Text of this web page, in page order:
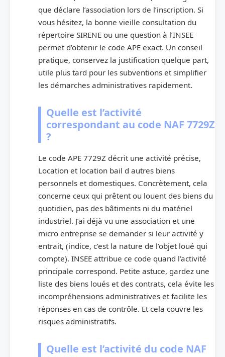
que déclare l’association lors de l’inscription. Si
vous hésitez, la bonne vieille consultation du
répertoire SIRENE ou une question à l’INSEE
permet d’obtenir le code APE exact. Un conseil
pratique, conservez la justification quelque part,
utile plus tard pour les subventions et simplifier
les démarches administratives rapidement.
Quelle est l’activité
correspondant au code NAF 7729Z
?
Le code APE 7729Z décrit une activité précise,
Location et location bail d autres biens
personnels et domestiques. Concrètement, cela
concerne ceux qui prêtent ou louent des biens du
quotidien, pas des bâtiments ni du matériel
industriel. J’ai déjà vu une association et une
micro entreprise se demander si leur activité y
entrait, (indice, c’est la nature de l’objet loué qui
compte). INSEE attribue ce code quand l’activité
principale correspond. Petite astuce, gardez une
liste des biens loués et des contrats, cela évite les
incompréhensions administratives et facilite les
réponses en cas de contrôle. Et cela couvre les
risques administratifs.
Quelle est l’activité du code NAF